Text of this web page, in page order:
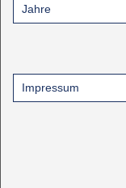
Jahre
Impressum